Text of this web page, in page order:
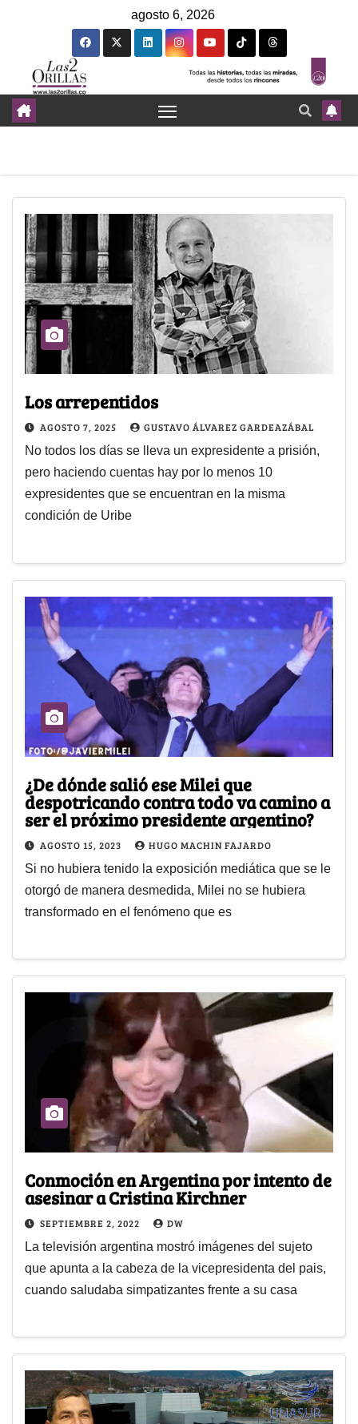
agosto 6, 2026
Los arrepentidos
AGOSTO 7, 2025 GUSTAVO ÁLVAREZ GARDEAZÁBAL
No todos los días se lleva un expresidente a prisión,
pero haciendo cuentas hay por lo menos 10
expresidentes que se encuentran en la misma
condición de Uribe
¿De dónde salió ese Milei que
despotricando contra todo va camino a
ser el próximo presidente argentino?
AGOSTO 15, 2023 HUGO MACHIN FAJARDO
Si no hubiera tenido la exposición mediática que se le
otorgó de manera desmedida, Milei no se hubiera
transformado en el fenómeno que es
Conmoción en Argentina por intento de
asesinar a Cristina Kirchner
SEPTIEMBRE 2, 2022 DW
La televisión argentina mostró imágenes del sujeto
que apunta a la cabeza de la vicepresidenta del pais,
cuando saludaba simpatizantes frente a su casa